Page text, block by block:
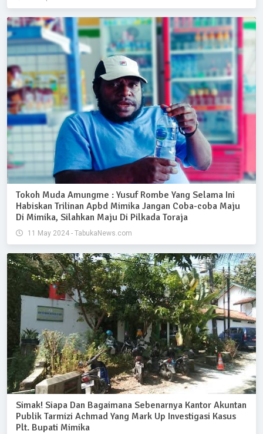
Tokoh Muda Amungme : Yusuf Rombe Yang Selama Ini
Habiskan Trilinan Apbd Mimika Jangan Coba-coba Maju
Di Mimika, Silahkan Maju Di Pilkada Toraja
11 May 2024 - TabukaNews.com
Simak! Siapa Dan Bagaimana Sebenarnya Kantor Akuntan
Publik Tarmizi Achmad Yang Mark Up Investigasi Kasus
Plt. Bupati Mimika